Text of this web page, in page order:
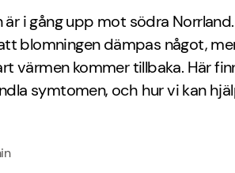
är i gång upp mot södra
blomningen dämpas något,
värmen kommer tillbaka. Här
symtomen, och hur vi kan